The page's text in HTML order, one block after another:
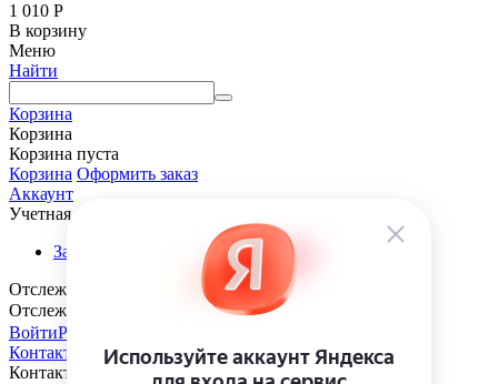
1 010 Р
В корзину
Меню
Найти
Корзина
Корзина
Корзина пуста
Корзина Оформить заказ
Аккаунт
Учетная запись
Заказы
Отслеживание заказа
Отслеживание заказа
ВойтиРегистрация
Контакты
Контакты